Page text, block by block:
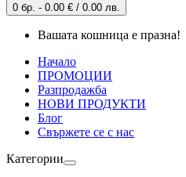
0 бр. - 0.00 € / 0.00 лв.
Вашата кошница е празна!
Начало
ПРОМОЦИИ
Разпродажба
НОВИ ПРОДУКТИ
Блог
Свържете се с нас
Категории